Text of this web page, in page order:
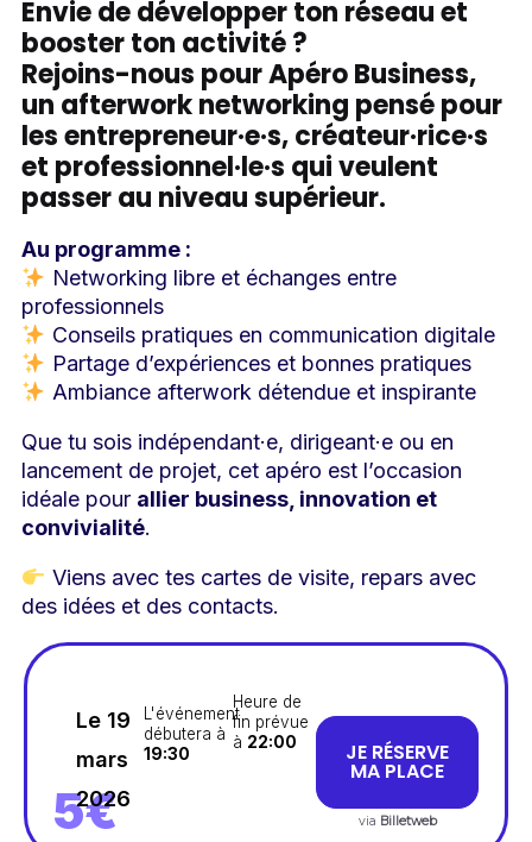
Envie de développer ton réseau et
booster ton activité ?
Rejoins-nous pour Apéro Business,
un afterwork networking pensé pour
les entrepreneur·e·s, créateur·rice·s
et professionnel·le·s qui veulent
passer au niveau supérieur.
Au programme :
Networking libre et échanges entre
professionnels
Conseils pratiques en communication digitale
Partage d’expériences et bonnes pratiques
Ambiance afterwork détendue et inspirante
Que tu sois indépendant·e, dirigeant·e ou en
lancement de projet, cet apéro est l’occasion
idéale pour allier business, innovation et
convivialité.
Viens avec tes cartes de visite, repars avec
des idées et des contacts.
5€
Le 19
mars
2026
L'événement
débutera à
19:30
Heure de
fin prévue
à 22:00 JE RÉSERVE
MA PLACE
via Billetweb